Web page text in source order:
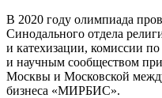
В 2020 году олимпиада
Синодального отдела
и катехизации, комиссии
и научным сообществом
Москвы и Московской
бизнеса «МИРБИС».